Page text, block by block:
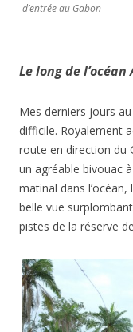
d’entrée au Gabon
Le long de
Mes derniers jours
difficile. Royalement
route en direction du
un agréable bivouac
matinal dans
belle vue
pistes de la réserve